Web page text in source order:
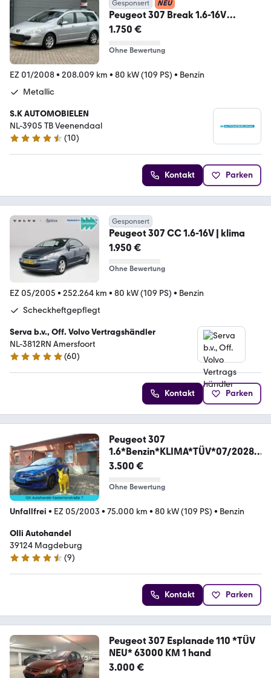
Gesponsert NEU
Peugeot 307 Break 1.6-16V
Premium
1.750 €
Ohne Bewertung
EZ 01/2008• 208.009 km • 80 kW (109 PS) • Benzin
Metallic
S.K AUTOMOBIELEN
NL-3905 TB Veenendaal
4.3 Sterne
(10)
Kontakt Parken
Gesponsert
Peugeot 307 CC 1.6-16V | klima
1.950 €
Ohne Bewertung
EZ 05/2005 • 252.264 km • 80 kW (109 PS) • Benzin
Scheckheftgepflegt
Serva b.v., Off. Volvo Vertragshändler
NL-3812RN Amersfoort
4.9 Sterne
(60)
Kontakt Parken
Peugeot 307
1.6*Benzin*KLIMA*TÜV*07/2028*
1*HAND*
3.500 €
Ohne Bewertung
Unfallfrei • EZ 05/2003 • 75.000 km • 80 kW (109 PS) • Benzin
Olli Autohandel
39124 Magdeburg
4.4 Sterne
(9)
Kontakt Parken
Peugeot 307 Esplanade 110 *TÜV
NEU* 63000 KM 1 hand
3.000 €